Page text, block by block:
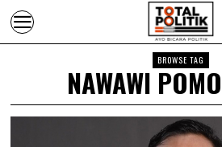
BROWSE TAG
NAWAWI